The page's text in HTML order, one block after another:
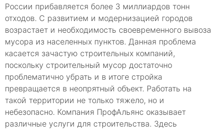
России прибавляется более 3 миллиардов тонн
отходов. С развитием и модернизацией городов
возрастает и необходимость своевременного вывоза
мусора из населенных пунктов. Данная проблема
касается зачастую строительных компаний,
поскольку строительный мусор достаточно
проблематично убрать и в итоге стройка
превращается в неопрятный объект. Работать на
такой территории не только тяжело, но и
небезопасно. Компания ПрофАльянс оказывает
различные услуги для строительства. Здесь